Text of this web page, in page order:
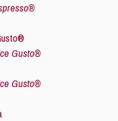
Gusto®
Gusto®